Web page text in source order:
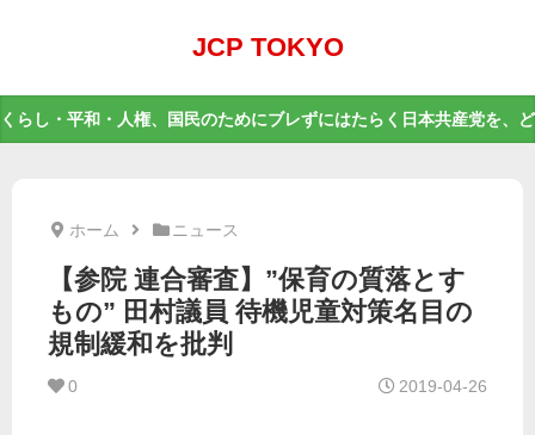
JCP TOKYO
くらし・平和・人権、国民のためにブレずにはたらく日本共産党を、
ホーム ニュース
【参院 連合審査】”保育の質落とす
もの” 田村議員 待機児童対策名目の
規制緩和を批判
0 2019-04-26